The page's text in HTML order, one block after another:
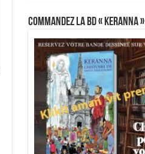
Commandez la BD « Keranna »